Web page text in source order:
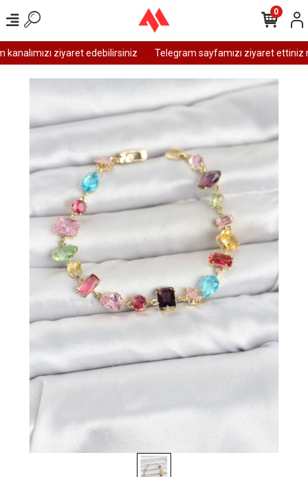
ziyaret edebilirsiniz Telegram sayfamızı ziyaret ettiniz
0